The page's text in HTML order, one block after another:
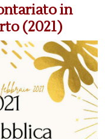
in
(2021)